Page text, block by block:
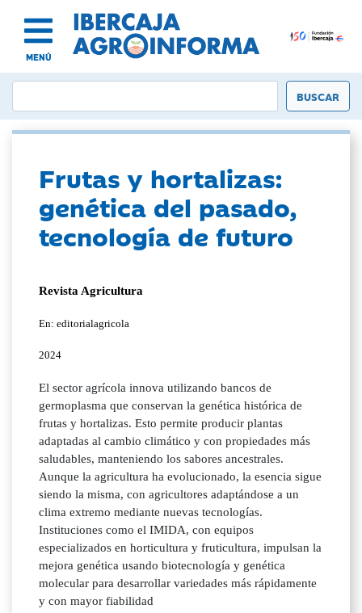
MENÚ
Frutas y hortalizas:
genética del pasado,
tecnología de futuro
Revista Agricultura
En: editorialagricola
2024
El sector agrícola innova utilizando bancos de
germoplasma que conservan la genética histórica de
frutas y hortalizas. Esto permite producir plantas
adaptadas al cambio climático y con propiedades más
saludables, manteniendo los sabores ancestrales.
Aunque la agricultura ha evolucionado, la esencia sigue
siendo la misma, con agricultores adaptándose a un
clima extremo mediante nuevas tecnologías.
Instituciones como el IMIDA, con equipos
especializados en horticultura y fruticultura, impulsan la
mejora genética usando biotecnología y genética
molecular para desarrollar variedades más rápidamente
y con mayor fiabilidad